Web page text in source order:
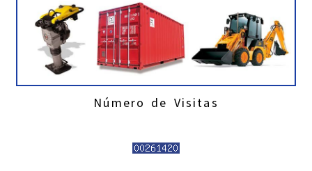
Número de Visitas